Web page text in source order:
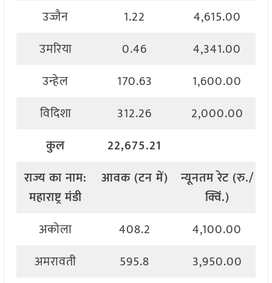
उज्जैन
1.22
4,615.00
उमरिया
0.46
4,341.00
उन्हेल
170.63
1,600.00
विदिशा
312.26
2,000.00
कुल
22,675.21
राज्यकानाम:
महाराष्ट्र मंडी
आवक (टनमें) न्यूनतमरेट (रु./
क्विं.)
अकोला 408.2
4,100.00
अमरावती
595.8
3,950.00